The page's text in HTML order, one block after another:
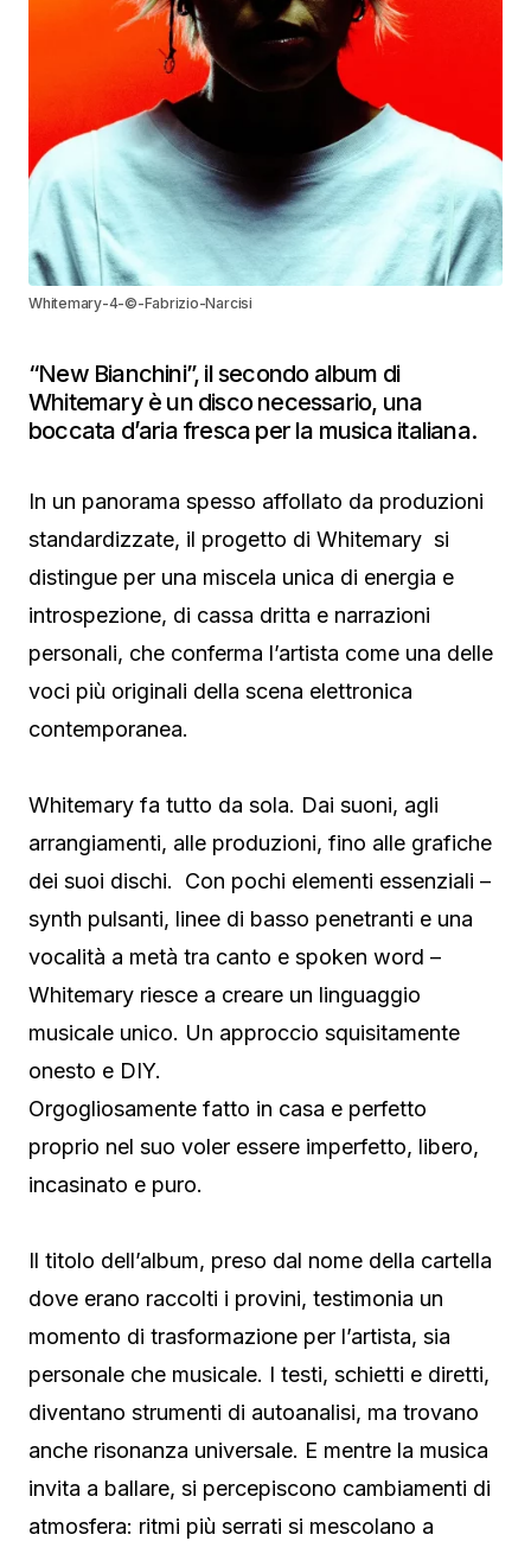
Whitemary-4-©-Fabrizio-Narcisi
“New Bianchini”, il secondo album di
Whitemary è un disco necessario, una
boccata d’aria fresca per la musica italiana.
In un panorama spesso affollato da produzioni
standardizzate, il progetto di Whitemary si
distingue per una miscela unica di energia e
introspezione, di cassa dritta e narrazioni
personali, che conferma l’artista come una delle
voci più originali della scena elettronica
contemporanea.
Whitemary fa tutto da sola. Dai suoni, agli
arrangiamenti, alle produzioni, fino alle grafiche
dei suoi dischi. Con pochi elementi essenziali –
synth pulsanti, linee di basso penetranti e una
vocalità a metà tra canto e spoken word –
Whitemary riesce a creare un linguaggio
musicale unico. Un approccio squisitamente
onesto e DIY.
Orgogliosamente fatto in casa e perfetto
proprio nel suo voler essere imperfetto, libero,
incasinato e puro.
Il titolo dell’album, preso dal nome della cartella
dove erano raccolti i provini, testimonia un
momento di trasformazione per l’artista, sia
personale che musicale. I testi, schietti e diretti,
diventano strumenti di autoanalisi, ma trovano
anche risonanza universale. E mentre la musica
invita a ballare, si percepiscono cambiamenti di
atmosfera: ritmi più serrati si mescolano a